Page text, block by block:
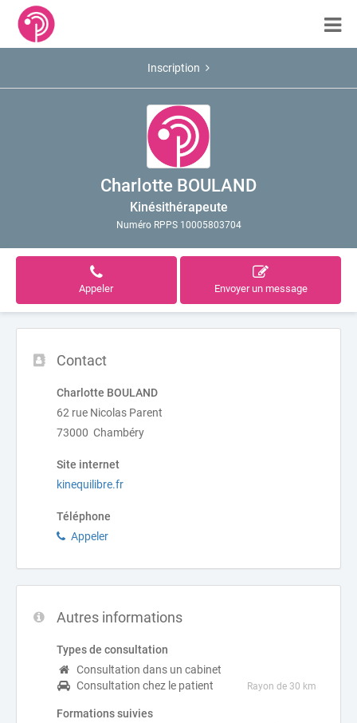
Inscription
Charlotte BOULAND
Kinésithérapeute
Numéro RPPS 10005803704
Appeler Envoyer un message
Contact
Charlotte BOULAND
62 rue Nicolas Parent
73000 Chambéry
Site internet
kinequilibre.fr
Téléphone
Appeler
Autres informations
Types de consultation
Consultation dans un cabinet
Consultation chez le patient
Rayon de 30 km
Formations suivies